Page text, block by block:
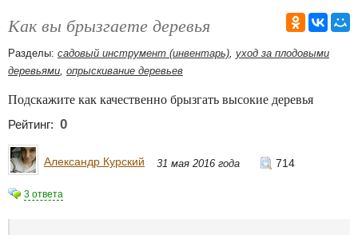
Как вы брызгаете деревья
Разделы: садовый инструмент (инвентарь), уход за плодовыми
деревьями, опрыскивание деревьев
Подскажите как качественно брызгать высокие деревья
Рейтинг: 0
Александр Курский 31 мая 2016 года 714
3 ответа